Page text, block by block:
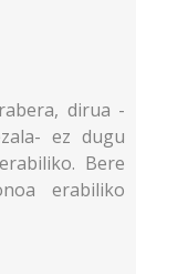
dirua -
ez dugu
Bere
erabiliko